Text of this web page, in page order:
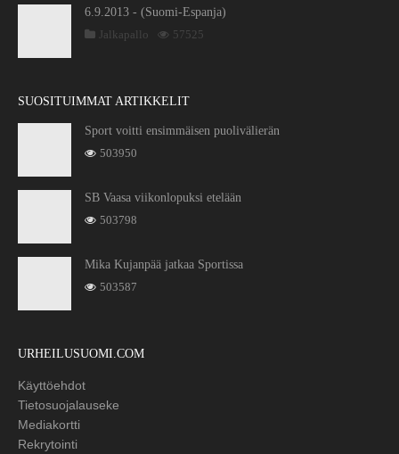
6.9.2013 - (Suomi-Espanja)
Jalkapallo
57525
SUOSITUIMMAT ARTIKKELIT
Sport voitti ensimmäisen puolivälierän
503950
SB Vaasa viikonlopuksi etelään
503798
Mika Kujanpää jatkaa Sportissa
503587
URHEILUSUOMI.COM
Käyttöehdot
Tietosuojalauseke
Mediakortti
Rekrytointi